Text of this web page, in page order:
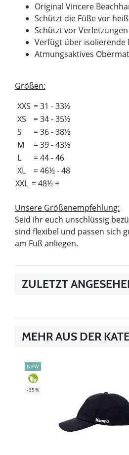
Original Vincere
Schützt die Füße vor
Schützt vor Verletzungen
Verfügt über isolierende
Atmungsaktives
Größen:
XXS = 31 - 33½
XS
= 34 - 35½
S
= 36 - 38½
M
= 39 - 43½
L
= 44 - 46
XL
= 46½ - 48
XXL = 48½ +
Unsere Größenempfehlung:
Seid ihr euch unschlüssig
sind flexibel und passen sich
am Fuß anliegen.
ZULETZT
MEHR AUS DER
NEW
-35%